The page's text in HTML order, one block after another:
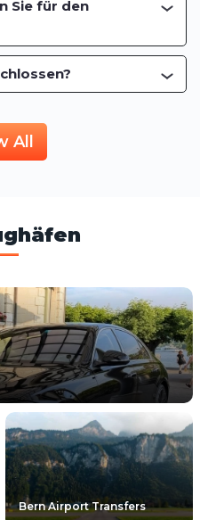
Sie für den
All
Bern Airport Transfers